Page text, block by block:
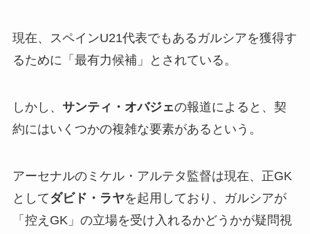
現在、スペインU21代表でもあるガルシアを獲得す
るために「最有力候補」とされている。
しかし、 サンティ・オバジェの報道によると、契
約にはいくつかの複雑な要素があるという。
アーセナルのミケル・アルテタ監督は現在、正GK
としてダビド・ラヤを起用しており、ガルシアが
「控えGK」の立場を受け入れるかどうかが疑問視